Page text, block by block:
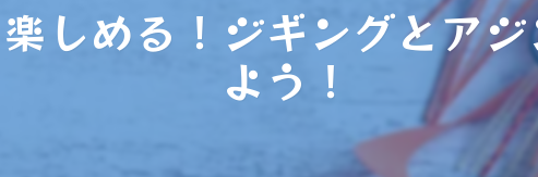
しめる！ジギングとア
よう！